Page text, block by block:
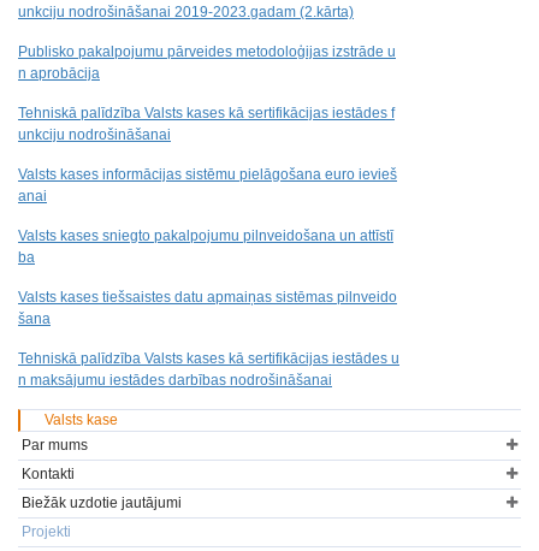
unkciju nodrošināšanai 2019-2023.gadam (2.kārta)
Publisko pakalpojumu pārveides metodoloģijas izstrāde u
n aprobācija
Tehniskā palīdzība Valsts kases kā sertifikācijas iestādes f
unkciju nodrošināšanai
Valsts kases informācijas sistēmu pielāgošana euro ievieš
anai
Valsts kases sniegto pakalpojumu pilnveidošana un attīstī
ba
Valsts kases tiešsaistes datu apmaiņas sistēmas pilnveido
šana
Tehniskā palīdzība Valsts kases kā sertifikācijas iestādes u
n maksājumu iestādes darbības nodrošināšanai
Valsts kase
Par mums
Kontakti
Biežāk uzdotie jautājumi
Projekti